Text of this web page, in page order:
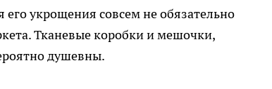
укрощения совсем не обязательно
Тканевые коробки и мешочки,
душевны.